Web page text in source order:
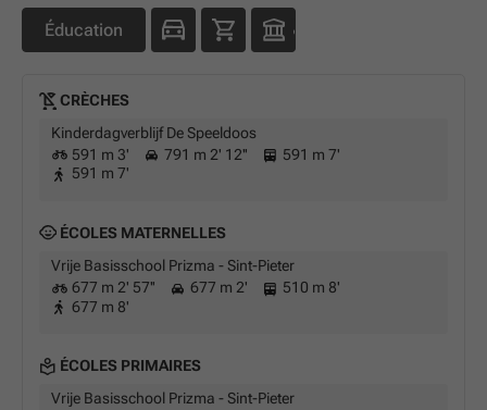
Éducation
CRÈCHES
Kinderdagverblijf De Speeldoos
591 m 3'
791 m 2' 12''
591 m 7'
591 m 7'
ÉCOLES MATERNELLES
Vrije Basisschool Prizma - Sint-Pieter
677 m 2' 57''
677 m 2'
510 m 8'
677 m 8'
ÉCOLES PRIMAIRES
Vrije Basisschool Prizma - Sint-Pieter